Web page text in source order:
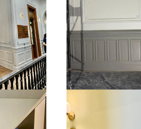
Ampliar